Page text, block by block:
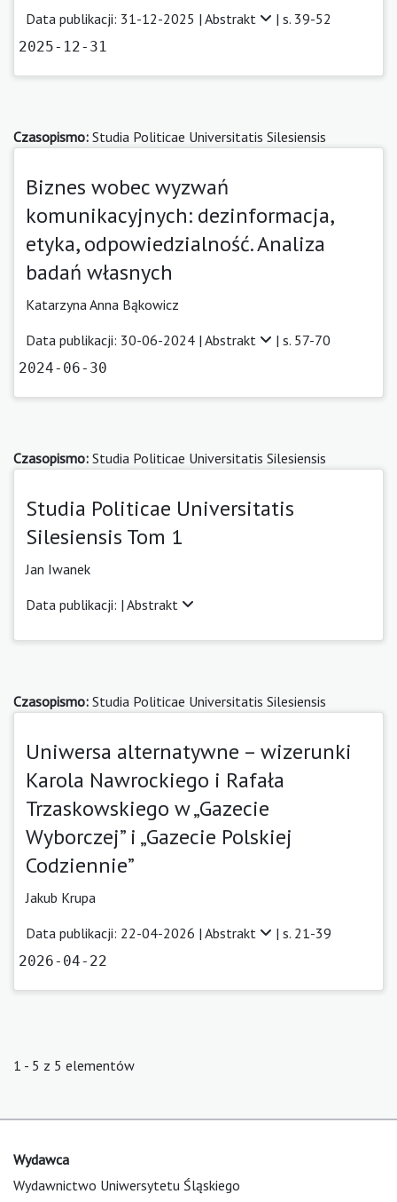
Data publikacji: 31-12-2025 | Abstrakt | s. 39-52
2025-12-31
Czasopismo: Studia Politicae Universitatis Silesiensis
Biznes wobec wyzwań
komunikacyjnych: dezinformacja,
etyka, odpowiedzialność. Analiza
badań własnych
Katarzyna Anna Bąkowicz
Data publikacji: 30-06-2024 | Abstrakt | s. 57-70
2024-06-30
Czasopismo: Studia Politicae Universitatis Silesiensis
Studia Politicae Universitatis
Silesiensis Tom 1
Jan Iwanek
Data publikacji: | Abstrakt
Czasopismo: Studia Politicae Universitatis Silesiensis
Uniwersa alternatywne – wizerunki
Karola Nawrockiego i Rafała
Trzaskowskiego w „Gazecie
Wyborczej” i „Gazecie Polskiej
Codziennie”
Jakub Krupa
Data publikacji: 22-04-2026 | Abstrakt | s. 21-39
2026-04-22
1 - 5 z 5 elementów
Wydawca
Wydawnictwo Uniwersytetu Śląskiego